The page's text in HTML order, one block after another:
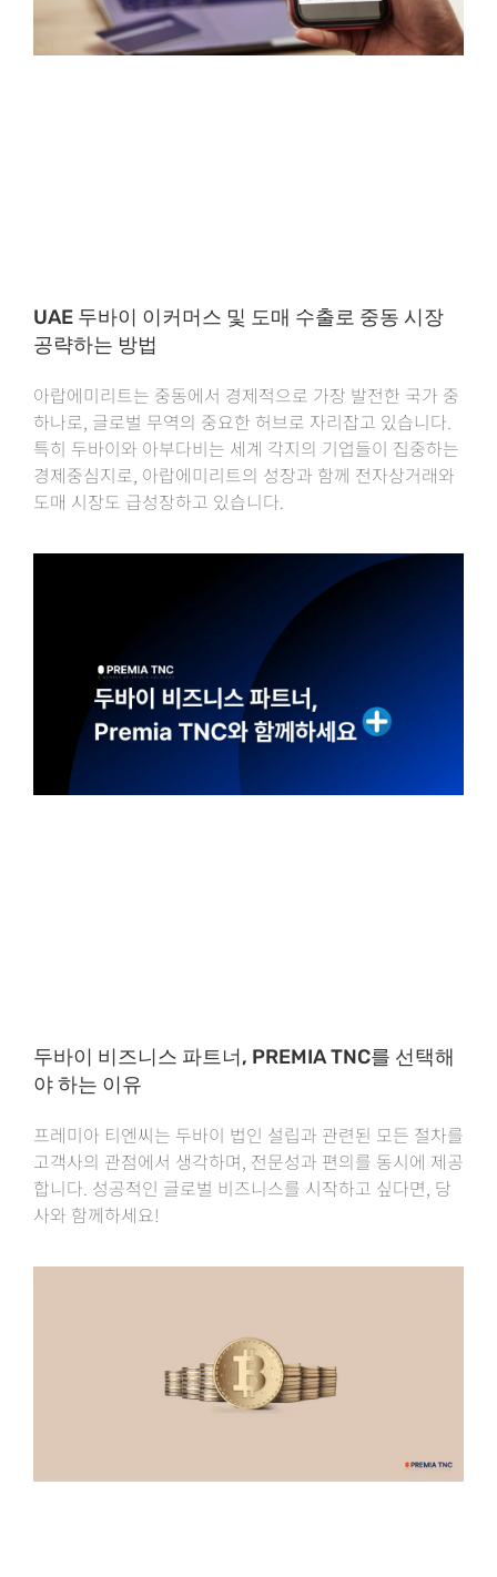
UAE 두바이 이커머스 및 도매 수출로 중동 시장
공략하는 방법
아랍에미리트는 중동에서 경제적으로 가장 발전한 국가 중
하나로, 글로벌 무역의 중요한 허브로 자리잡고 있습니다.
특히 두바이와 아부다비는 세계 각지의 기업들이 집중하는
경제중심지로, 아랍에미리트의 성장과 함께 전자상거래와
도매 시장도 급성장하고 있습니다.
두바이 비즈니스 파트너, PREMIA TNC를 선택해
야 하는 이유
프레미아 티엔씨는 두바이 법인 설립과 관련된 모든 절차를
고객사의 관점에서 생각하며, 전문성과 편의를 동시에 제공
합니다. 성공적인 글로벌 비즈니스를 시작하고 싶다면, 당
사와 함께하세요!